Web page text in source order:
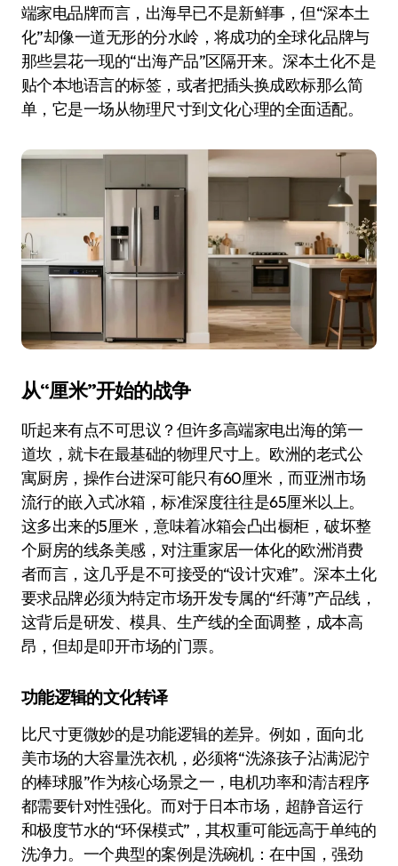
端家电品牌而言，出海早已不是新鲜事，但“深本土
化”却像一道无形的分水岭，将成功的全球化品牌与
那些昙花一现的“出海产品”区隔开来。深本土化不是
贴个本地语言的标签，或者把插头换成欧标那么简
单，它是一场从物理尺寸到文化心理的全面适配。
从“厘米”开始的战争
听起来有点不可思议？但许多高端家电出海的第一
道坎，就卡在最基础的物理尺寸上。欧洲的老式公
寓厨房，操作台进深可能只有60厘米，而亚洲市场
流行的嵌入式冰箱，标准深度往往是65厘米以上。
这多出来的5厘米，意味着冰箱会凸出橱柜，破坏整
个厨房的线条美感，对注重家居一体化的欧洲消费
者而言，这几乎是不可接受的“设计灾难”。深本土化
要求品牌必须为特定市场开发专属的“纤薄”产品线，
这背后是研发、模具、生产线的全面调整，成本高
昂，但却是叩开市场的门票。
功能逻辑的文化转译
比尺寸更微妙的是功能逻辑的差异。例如，面向北
美市场的大容量洗衣机，必须将“洗涤孩子沾满泥泞
的棒球服”作为核心场景之一，电机功率和清洁程序
都需要针对性强化。而对于日本市场，超静音运行
和极度节水的“环保模式”，其权重可能远高于单纯的
洗净力。一个典型的案例是洗碗机：在中国，强劲